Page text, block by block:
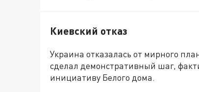
Киевский отказ
Украина отказалась от мирного
сделал демонстративный шаг,
инициативу Белого дома.